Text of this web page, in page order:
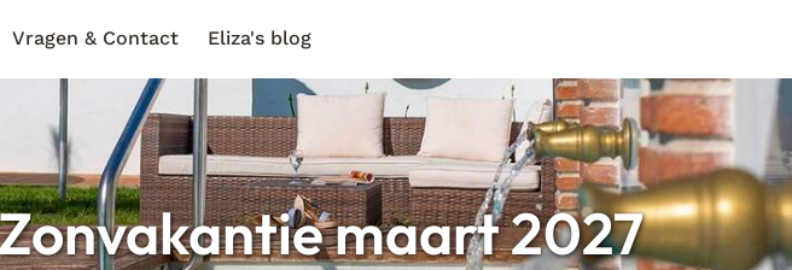
Vragen & Contact Eliza's blog
maart 2027